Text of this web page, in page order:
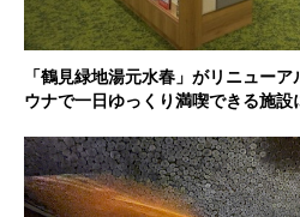
「鶴見緑地湯元水春」がリニュー
ウナで一日ゆっくり満喫できる施設